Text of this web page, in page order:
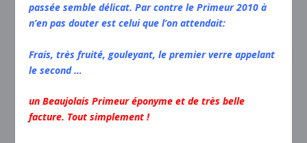
passée semble délicat. Par contre le Primeur 2010 à
n’en pas douter est celui que l’on attendait:
Frais, très fruité, gouleyant, le premier verre appelant
le second …
un Beaujolais Primeur éponyme et de très belle
facture. Tout simplement !